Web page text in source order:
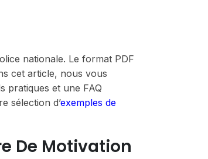
nationale. Le format PDF
cet article, nous vous
pratiques et une FAQ
sélection d’exemples de
De Motivation